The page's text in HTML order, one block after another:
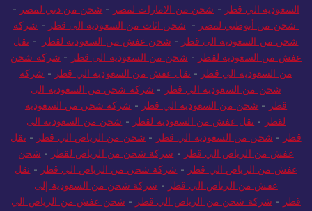
السعودية الي قطر - شحن من الامارات لمصر - شحن من دبي لمصر -
شحن من أبوظبي لمصر - شحن اثاث من السعودية الى قطر - شركة
شحن من السعودية الى قطر - شحن عفش من السعودية لقطر - نقل
عفش من السعودية لقطر - شحن من السعودية الى قطر - شركة شحن
من السعودية الي قطر - نقل عفش من السعودية الي قطر - شركة
شحن من السعودية الي قطر - شركة شحن من السعودية الى
قطر - شحن من السعودية الي قطر - شركة شحن من السعودية
لقطر - نقل عفش من السعودية لقطر - شحن من السعودية الى
قطر - شحن من السعودية الي قطر - شحن من الرياض الي قطر - نقل
عفش من الرياض الي قطر - شركة شحن من الرياض لقطر - شحن
عفش من الرياض الي قطر - شركة شحن من الرياض الي قطر - نقل
عفش من الرياض الي قطر - شركة شحن من السعودية إلى
قطر - شركة شحن من الرياض الي قطر - شحن عفش من الرياض الي